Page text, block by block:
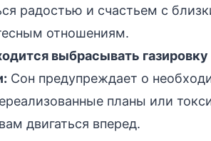
радостью и счастьем с
отношениям.
выбрасывать
Сон предупреждает о
планы или
двигаться вперед.